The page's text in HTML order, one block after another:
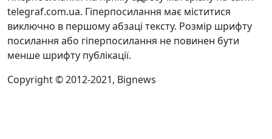
telegraf.com.ua. Гіперпосилання має міститися
виключно в першому абзаці тексту. Розмір шрифту
посилання або гіперпосилання не повинен бути
менше шрифту публікації.
Copyright © 2012-2021, Bignews